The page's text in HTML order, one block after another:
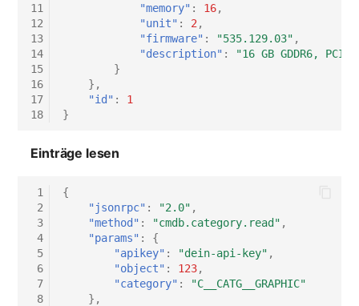
11
12
13
14
15
16
17
18
"memory" : 16,
"unit" : 2 ,
"firmware" : "535.129.03" ,
"description" :
"16 GB GDDR6,
}
},
"id" :
1
}
Einträge lesen
1
2
3
4
5
6
7
8
{
"jsonrpc" : "2.0" ,
"method" : "cmdb.category.read" ,
"params" :
{
"apikey" : "dein-api-key" ,
"object" : 123,
"category" :
"C__CATG__GRAPHIC"
},